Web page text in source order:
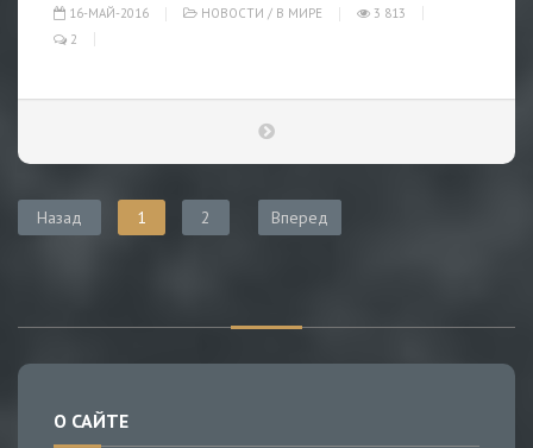
16-МАЙ-2016 НОВОСТИ / В МИРЕ
3 813
2
Назад 1 2 Вперед
О САЙТЕ